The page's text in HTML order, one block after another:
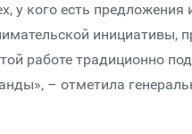
у кого есть
инициативы,
работе традиционно
– отметила